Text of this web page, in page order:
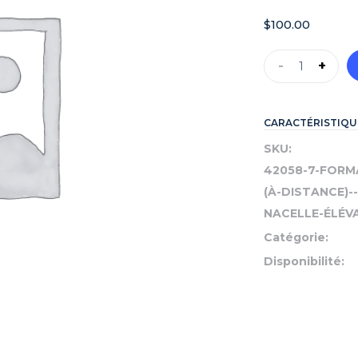
$100.00
- +
SKU:
42058-7-
(À-
NACELLE-
Catégorie:
Disponibilité: